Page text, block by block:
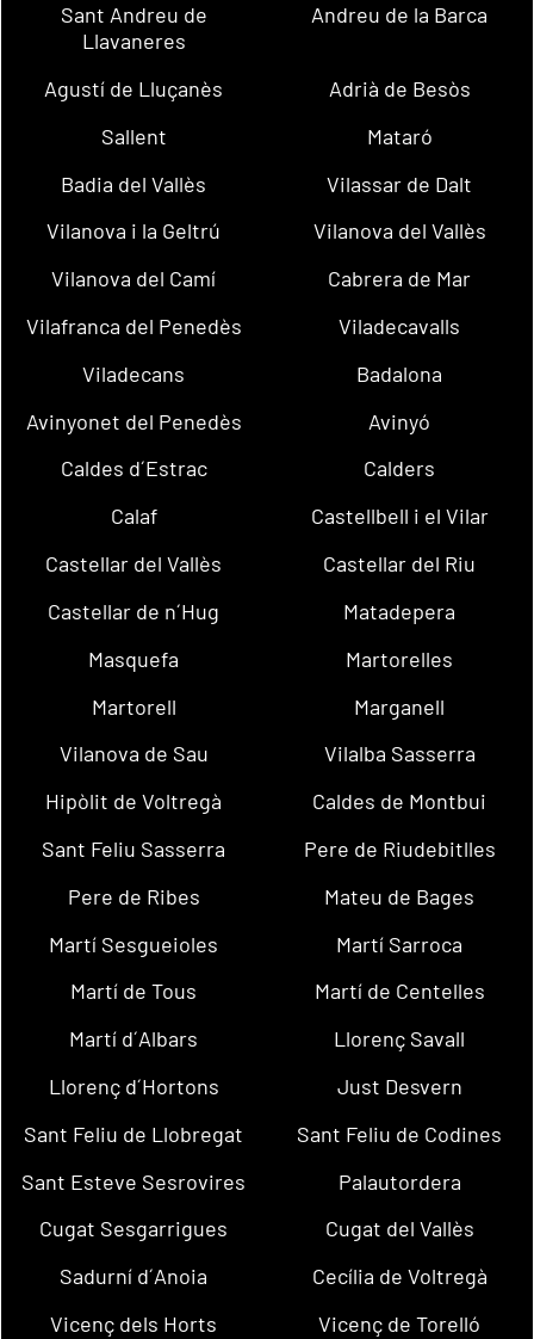
Sant Andreu de
Llavaneres
Andreu de la Barca
Agustí de Lluçanès
Adrià de Besòs
Sallent
Mataró
Badia del Vallès
Vilassar de Dalt
Vilanova i la Geltrú
Vilanova del Vallès
Vilanova del Camí
Cabrera de Mar
Vilafranca del Penedès
Viladecavalls
Viladecans
Badalona
Avinyonet del Penedès
Avinyó
Caldes d´Estrac
Calders
Calaf
Castellbell i el Vilar
Castellar del Vallès
Castellar del Riu
Castellar de n´Hug
Matadepera
Masquefa
Martorelles
Martorell
Marganell
Vilanova de Sau
Vilalba Sasserra
Hipòlit de Voltregà
Caldes de Montbui
Sant Feliu Sasserra
Pere de Riudebitlles
Pere de Ribes
Mateu de Bages
Martí Sesgueioles
Martí Sarroca
Martí de Tous
Martí de Centelles
Martí d´Albars
Llorenç Savall
Llorenç d´Hortons
Just Desvern
Sant Feliu de Llobregat
Sant Feliu de Codines
Sant Esteve Sesrovires
Palautordera
Cugat Sesgarrigues
Cugat del Vallès
Sadurní d´Anoia
Cecília de Voltregà
Vicenç dels Horts
Vicenç de Torelló